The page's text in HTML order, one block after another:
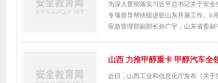
为深入贯彻落实习近平总书记关于安
专项督导帮扶组进驻山东开展工作。6
应急管理部副部长孙广宇，山东省委
山西 力推甲醇重卡 甲醇汽车全
近日，山西工业和信息化厅发布《关